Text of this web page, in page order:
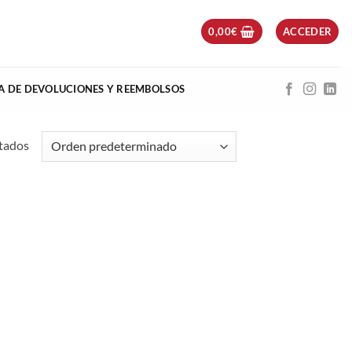
0,00€ ACCEDER
DE DEVOLUCIONES Y REEMBOLSOS